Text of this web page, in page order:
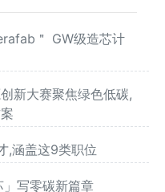
＂ GW级造芯计
新大赛聚焦绿色低碳,
,涵盖这9类职位
写零碳新篇章